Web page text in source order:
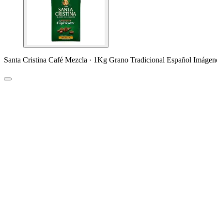
Santa Cristina Café Mezcla · 1Kg Grano Tradicional Español